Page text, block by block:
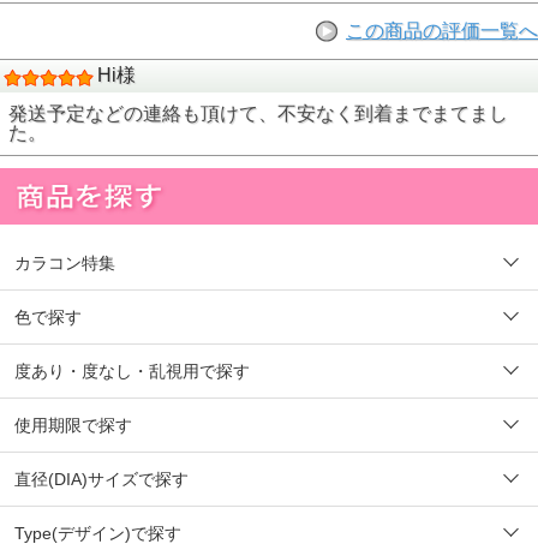
この商品の評価一覧へ
Hi様
発送予定などの連絡も頂けて、不安なく到着までまてまし
た。
カラコン特集
色で探す
度あり・度なし・乱視用で探す
使用期限で探す
直径(DIA)サイズで探す
Type(デザイン)で探す